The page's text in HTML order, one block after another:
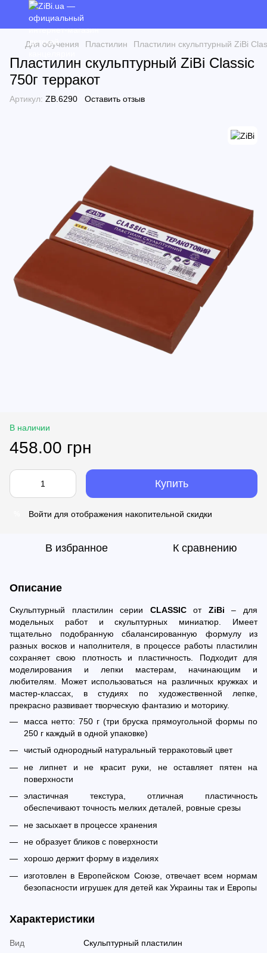
Для обучения Пластилин Пластилин скульптурный ZiBi
Пластилин скульптурный ZiBi Classic
750г терракот
Артикул: ZB.6290 Оставить отзыв
В наличии
458.00 грн
Купить
Войти для отображения накопительной скидки
В избранное К сравнению
Описание
Скульптурный пластилин серии CLASSICот ZiBi – для
модельных работ и скульптурных миниатюр. Имеет
тщательно подобранную сбалансированную формулу из
разных восков и наполнителя, в процессе работы пластилин
сохраняет свою плотность и пластичность. Подходит для
моделирования и лепки мастерам, начинающим и
любителям. Может использоваться на различных кружках и
мастер-классах, в студиях по художественной лепке,
прекрасно развивает творческую фантазию и моторику.
масса нетто: 750 г (три бруска прямоугольной формы по
250 г каждый в одной упаковке)
чистый однородный натуральный терракотовый цвет
не липнет и не красит руки, не оставляет пятен на
поверхности
эластичная текстура, отличная пластичность
обеспечивают точность мелких деталей, ровные срезы
не засыхает в процессе хранения
не образует бликов с поверхности
хорошо держит форму в изделиях
изготовлен в Европейском Союзе, отвечает всем нормам
безопасности игрушек для детей как Украины так и Европы
Характеристики
Вид
Скульптурный пластилин